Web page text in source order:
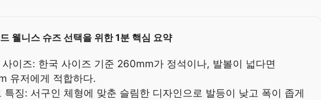
웰니스 슈즈 선택을 위한 1분 핵심 요약
사이즈: 한국 사이즈 기준 260mm가 정석이나, 발볼이 넓다면
유저에게 적합하다.
특징: 서구인 체형에 맞춘 슬림한 디자인으로 발등이 낮고 폭이 좁게